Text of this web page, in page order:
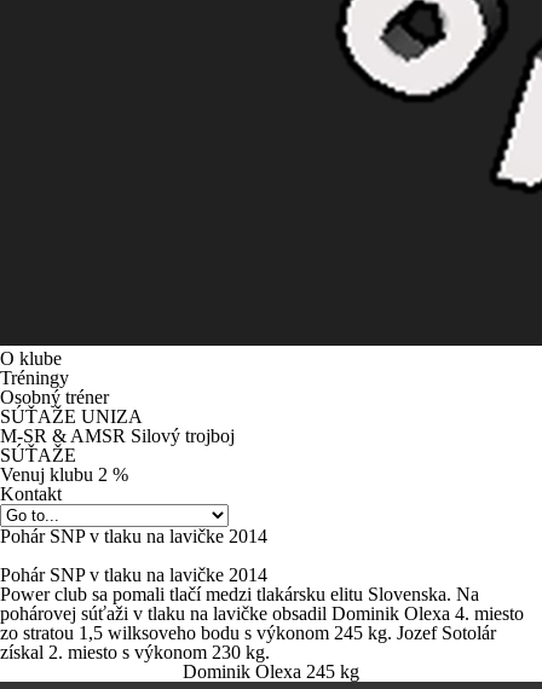
O klube
Tréningy
Osobný tréner
SÚŤAŽE UNIZA
M-SR & AMSR Silový trojboj
SÚŤAŽE
Venuj klubu 2 %
Kontakt
Pohár SNP v tlaku na lavičke 2014
Pohár SNP v tlaku na lavičke 2014
Power club sa pomali tlačí medzi tlakársku elitu Slovenska. Na
pohárovej súťaži v tlaku na lavičke obsadil Dominik Olexa 4. miesto
zo stratou 1,5 wilksoveho bodu s výkonom 245 kg. Jozef Sotolár
získal 2. miesto s výkonom 230 kg.
Dominik Olexa 245 kg